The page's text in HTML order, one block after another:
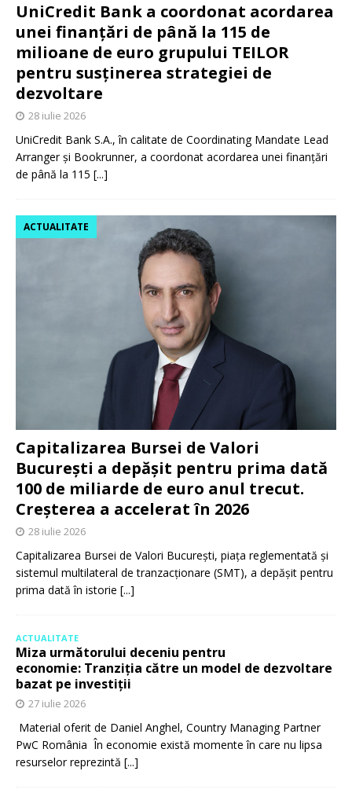
UniCredit Bank a coordonat acordarea
unei finanțări de până la 115 de
milioane de euro grupului TEILOR
pentru susținerea strategiei de
dezvoltare
28 iulie 2026
UniCredit Bank S.A., în calitate de Coordinating Mandate Lead
Arranger și Bookrunner, a coordonat acordarea unei finanțări
de până la 115 [...]
Capitalizarea Bursei de Valori
București a depășit pentru prima dată
100 de miliarde de euro anul trecut.
Creșterea a accelerat în 2026
ACTUALITATE
28 iulie 2026
Capitalizarea Bursei de Valori București, piața reglementată și
sistemul multilateral de tranzacționare (SMT), a depășit pentru
prima dată în istorie [...]
ACTUALITATE
Miza următorului deceniu pentru
economie: Tranziția către un model de dezvoltare
bazat pe investiții
27 iulie 2026
Material oferit de Daniel Anghel, Country Managing Partner
PwC România În economie există momente în care nu lipsa
resurselor reprezintă [...]